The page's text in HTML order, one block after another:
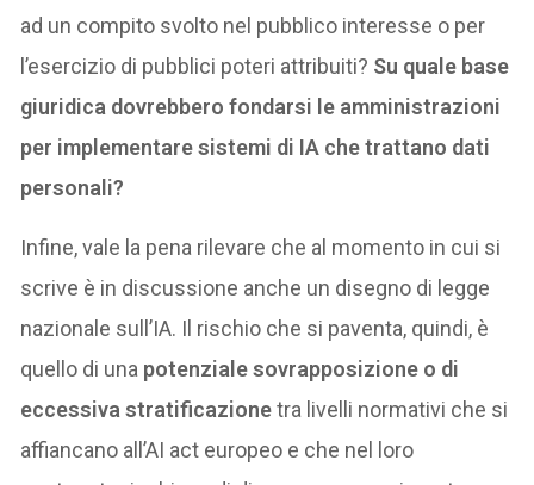
ad un compito svolto nel pubblico interesse o per
l’esercizio di pubblici poteri attribuiti? Su quale base
giuridica dovrebbero fondarsi le amministrazioni
per implementare sistemi di IA che trattano dati
personali?
Infine, vale la pena rilevare che al momento in cui si
scrive è in discussione anche un disegno di legge
nazionale sull’IA. Il rischio che si paventa, quindi, è
quello di una potenziale sovrapposizione o di
eccessiva stratificazionetra livelli normativi che si
affiancano all’AI act europeo e che nel loro